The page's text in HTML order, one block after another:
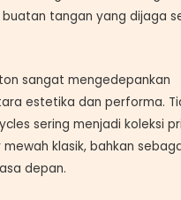
tangan yang dijaga
sangat mengedepankan
estetika dan performa.
sering menjadi koleksi
klasik, bahkan
depan.